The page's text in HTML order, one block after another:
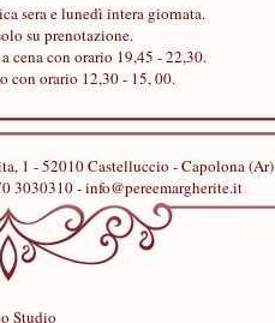
sera e lunedì intera giornata.
su prenotazione.
cena con orario 19,45 - 22,30.
con orario 12,30 - 15, 00.
1 - 52010 Castelluccio - Capolona (Ar)
3030310 - info@pereemargherite.it
Studio